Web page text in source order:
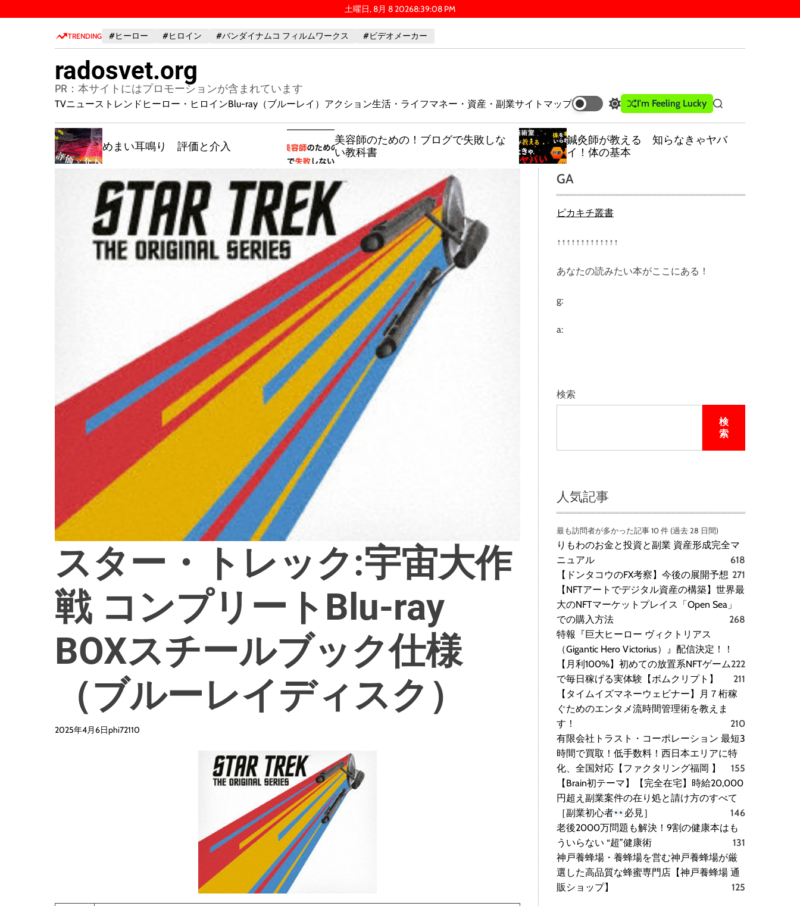
k
土曜日, 8月 8 20268:39:09 PM
TRENDING #ヒーロー #ヒロイン #バンダイナムコ フィルムワークス #ビデオメーカー
radosvet.org
PR：本サイトにはプロモーションが含まれています
TVニューストレンド ヒーロー・ヒロインBlu-ray（ブルーレイ） アクション生活・ライフマネー・資産・副業サイトマップ
S
w
t
c
o
o
m
e
I'm Feeling Lucky
S
e
r
めまい耳鳴り 評価と介入
美容師のための！ブログで失敗しな
い教科書
鍼灸師が教える 知らなきゃヤバ
イ！体の基本
スター・トレック:宇宙大作
戦 コンプリートBlu-ray
BOXスチールブック仕様
（ブルーレイディスク）
2025年4月6日phi72110
GA
ピカキチ叢書
↑↑↑↑↑↑↑↑↑↑↑↑↑
あなたの読みたい本がここにある！
g:
a:
検索
検
索
人気記事
最も訪問者が多かった記事 10 件 (過去 28 日間)
りもわのお金と投資と副業 資産形成完全マ
ニュアル
618
【ドンタコウのFX考察】今後の展開予想 271
【NFTアートでデジタル資産の構築】世界最
大のNFTマーケットプレイス「Open Sea」
での購入方法
268
特報『巨大ヒーロー ヴィクトリアス
（Gigantic Hero Victorius）』配信決定！！
222
【月利100%】初めての放置系NFTゲーム
で毎日稼げる実体験【ボムクリプト】
211
【タイムイズマネーウェビナー】月７桁稼
ぐためのエンタメ流時間管理術を教えま
す！
210
有限会社トラスト・コーポレーション 最短3
時間で買取！低手数料！西日本エリアに特
化、全国対応【ファクタリング福岡 】
155
【Brain初テーマ】【完全在宅】時給20,000
円超え副業案件の在り処と請け方のすべて
［副業初心者
必見］
146
老後2000万問題も解決！9割の健康本はも
ういらない “超”健康術
131
神戸養蜂場・養蜂場を営む神戸養蜂場が厳
選した高品質な蜂蜜専門店【神戸養蜂場 通
販ショップ】
125